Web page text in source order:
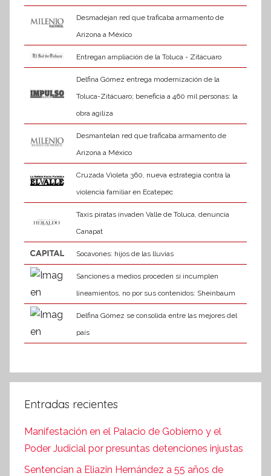
Desmadejan red que traficaba armamento de
Arizona a México
Entregan ampliación de la Toluca - Zitácuaro
Delfina Gómez entrega modernización de la
Toluca-Zitácuaro; beneficia a 460 mil personas: la
obra agiliza
Desmantelan red que traficaba armamento de
Arizona a México
Cruzada Violeta 360, nueva estrategia contra la
violencia familiar en Ecatepec
Taxis piratas invaden Valle de Toluca, denuncia
Canapat
Socavones: hijos de las lluvias
Sanciones a medios proceden si incumplen
lineamientos, no por sus contenidos: Sheinbaum
Delfina Gómez se consolida entre las mejores del
país
Entradas recientes
Manifestación en el Palacio de Gobierno y el
Poder Judicial por presuntas detenciones injustas
Sentencian a Eliazin Hernández a 55 años de